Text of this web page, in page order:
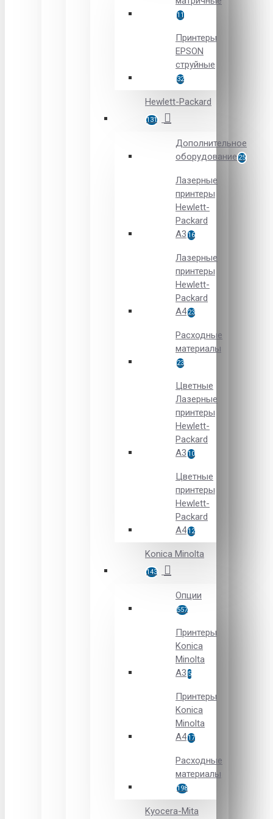
11
Принтеры
EPSON
струйные
32
Hewlett-Packard
131
Дополнительное
оборудование 25
Лазерные
принтеры
Hewlett-
Packard
A3 16
Лазерные
принтеры
Hewlett-
Packard
A423
Расходные
материалы
23
Цветные
Лазерные
принтеры
Hewlett-
Packard
A3 10
Цветные
принтеры
Hewlett-
Packard
А412
Konica Minolta
143
Опции
557
Принтеры
Konica
Minolta
A3 5
Принтеры
Konica
Minolta
A417
Расходные
материалы
198
Kyocera-Mita